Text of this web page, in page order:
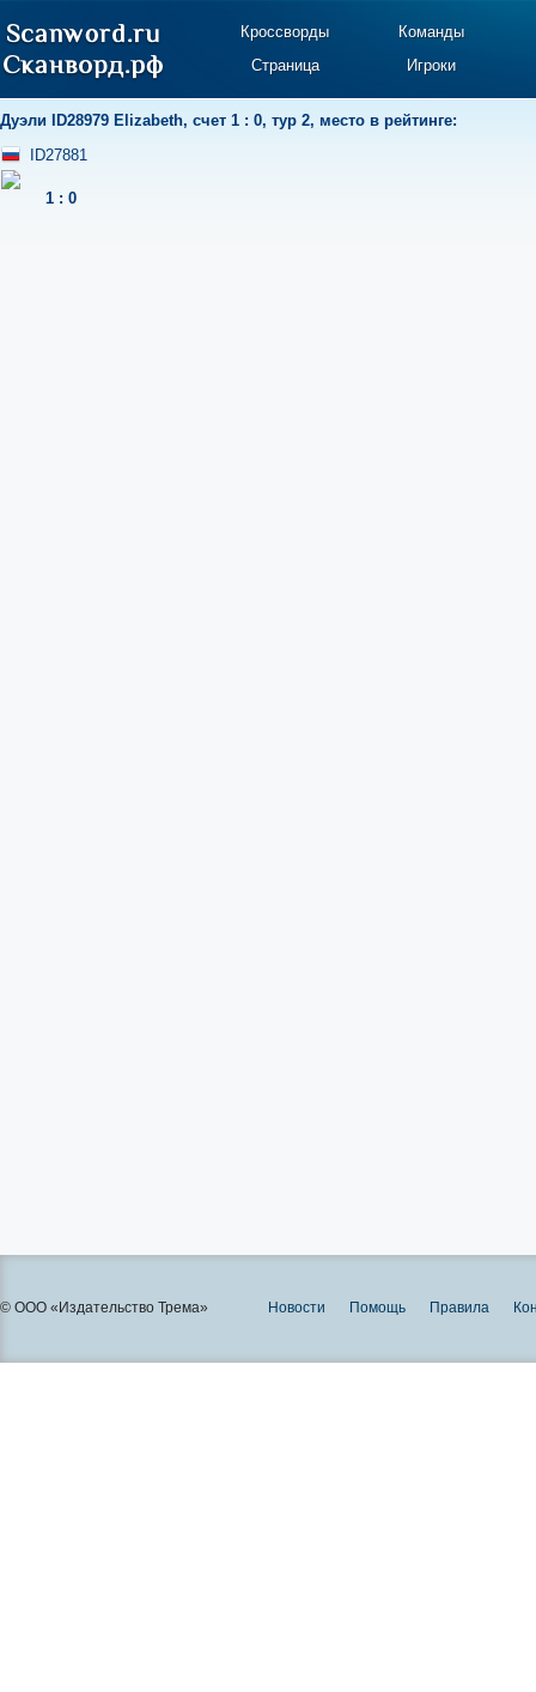
Кроссворды
Команды
Страница
Игроки
Дуэли ID28979 Elizabeth, счет 1 : 0, тур 2, место в рейтинге:
ID27881
1 : 0
© ООО «Издательство Трема» Новости Помощь Правила